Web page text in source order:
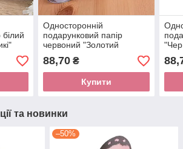
Односторонній
подарунковий папір
червоний "Золотий
горошок" 70смх10м
88,70₴
Купити
та новинки
–50%